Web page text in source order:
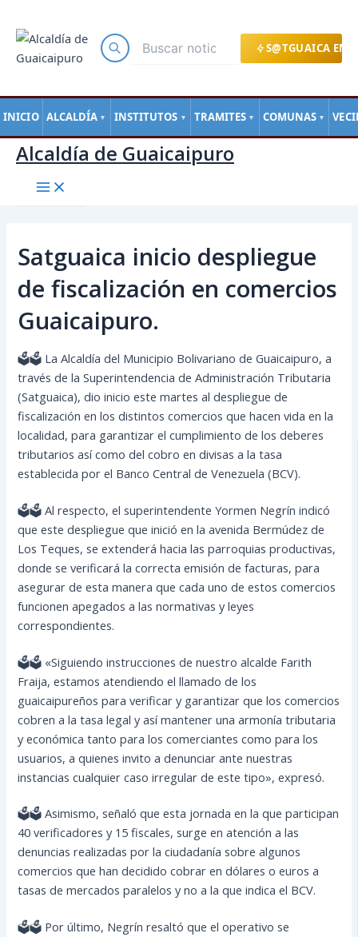
S@TGUAICA EN
INICIO ALCALDÍA ▼ INSTITUTOS ▼ TRAMITES ▼ COMUNAS ▼
contenido
Alcaldía de Guaicaipuro
Satguaica inicio despliegue
de fiscalización en comercios
Guaicaipuro.
🗳🗳 La Alcaldía del Municipio Bolivariano de Guaicaipuro, a
través de la Superintendencia de Administración Tributaria
(Satguaica), dio inicio este martes al despliegue de
fiscalización en los distintos comercios que hacen vida en la
localidad, para garantizar el cumplimiento de los deberes
tributarios así como del cobro en divisas a la tasa
establecida por el Banco Central de Venezuela (BCV).
🗳🗳 Al respecto, el superintendente Yormen Negrín indicó
que este despliegue que inició en la avenida Bermúdez de
Los Teques, se extenderá hacia las parroquias productivas,
donde se verificará la correcta emisión de facturas, para
asegurar de esta manera que cada uno de estos comercios
funcionen apegados a las normativas y leyes
correspondientes.
🗳🗳 «Siguiendo instrucciones de nuestro alcalde Farith
Fraija, estamos atendiendo el llamado de los
guaicaipureños para verificar y garantizar que los comercios
cobren a la tasa legal y así mantener una armonía tributaria
y económica tanto para los comerciantes como para los
usuarios, a quienes invito a denunciar ante nuestras
instancias cualquier caso irregular de este tipo», expresó.
🗳🗳 Asimismo, señaló que esta jornada en la que participan
40 verificadores y 15 fiscales, surge en atención a las
denuncias realizadas por la ciudadanía sobre algunos
comercios que han decidido cobrar en dólares o euros a
tasas de mercados paralelos y no a la que indica el BCV.
🗳🗳 Por último, Negrín resaltó que el operativo se
de
entradas